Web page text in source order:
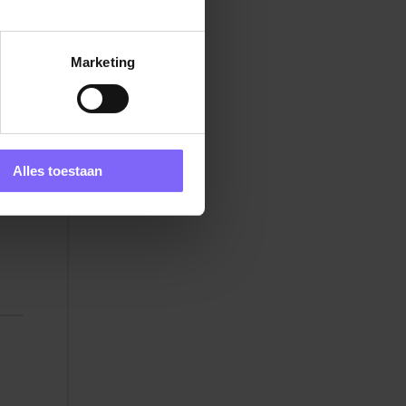
Marketing
Alles toestaan